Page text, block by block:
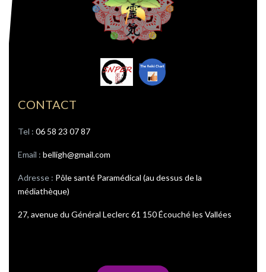
CONTACT
Tel : ‭ 06 58 23 07 87
Email : belligh@gmail.com
Adresse : Pôle santé Paramédical (au dessus de la
médiathèque)
27, avenue du Général Leclerc 61 150 Écouché les Vallées